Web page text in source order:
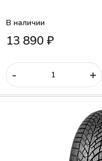
В наличии
13 890 ₽
- +